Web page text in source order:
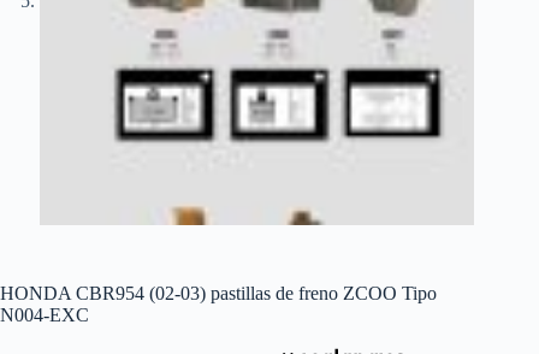
HONDA CBR954 (02-03) pastillas de freno ZCOO Tipo
N004-EXC